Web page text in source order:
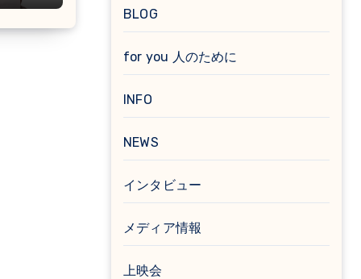
BLOG
for you 人のために
INFO
NEWS
インタビュー
メディア情報
上映会